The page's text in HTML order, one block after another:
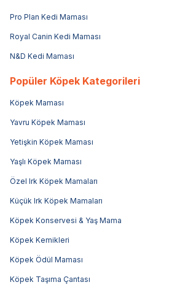
Pro Plan Kedi Maması
Royal Canin Kedi Maması
N&D Kedi Maması
Popüler Köpek Kategorileri
Köpek Maması
Yavru Köpek Maması
Yetişkin Köpek Maması
Yaşlı Köpek Maması
Özel Irk Köpek Mamaları
Küçük Irk Köpek Mamaları
Köpek Konservesi & Yaş Mama
Köpek Kemikleri
Köpek Ödül Maması
Köpek Taşıma Çantası